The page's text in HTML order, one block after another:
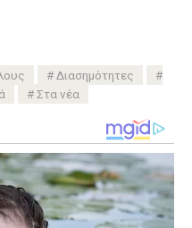
Διασημότητες
Στα νέα